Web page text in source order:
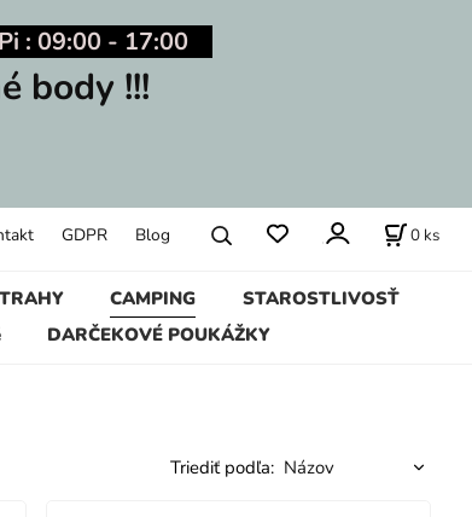
: 09:00 - 17:00
body !!!
CAMPING
STAROSTLIVOSŤ
DARČEKOVÉ POUKÁŽKY
GDPR Blog 0 ks
Triediť podľa: